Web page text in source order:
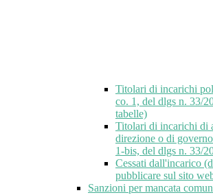
Titolari di incarichi
co. 1, del dlgs n. 33/
tabelle)
Titolari di incarichi di
direzione o di
1-bis, del dlgs n. 33/
Cessati dall'incarico
pubblicare sul sito
Sanzioni per mancata